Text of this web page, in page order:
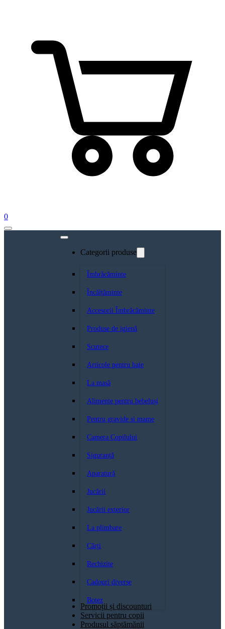
0
Categorii produse
Îmbrăcăminte
Încălțăminte
Accesorii Îmbrăcăminte
Produse de igienă
Scutece
Articole pentru baie
La masă
Alimente pentru bebeluși
Pentru gravide si mame
Camera Copilului
Siguranță
Aparatură
Jucării
Jucării exterior
La plimbare
Cărți
Rechizite
Cadouri diverse
Botez
Promoții și discounturi
Servicii pentru copii
Produsul săptămănii